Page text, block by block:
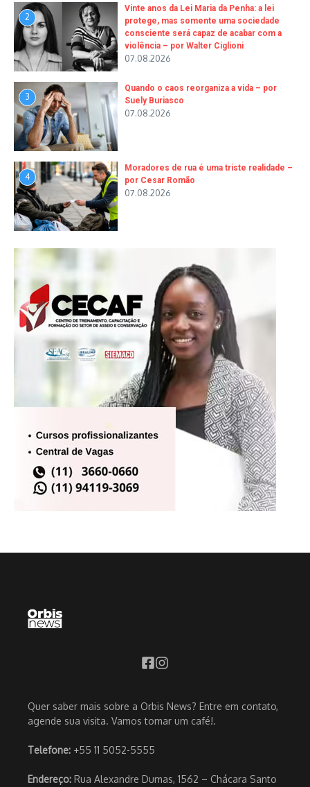
2
Vinte anos da Lei Maria da Penha: a lei
protege, mas somente uma sociedade
consciente será capaz de acabar com a
violência – por Walter Ciglioni
07.08.2026
3
Quando o caos reorganiza a vida – por
Suely Buriasco
07.08.2026
4
Moradores de rua é uma triste realidade –
por Cesar Romão
07.08.2026
Quer saber mais sobre a Orbis News? Entre em contato,
agende sua visita. Vamos tomar um café!.
Telefone: +55 11 5052-5555
Endereço: Rua Alexandre Dumas, 1562 – Chácara Santo